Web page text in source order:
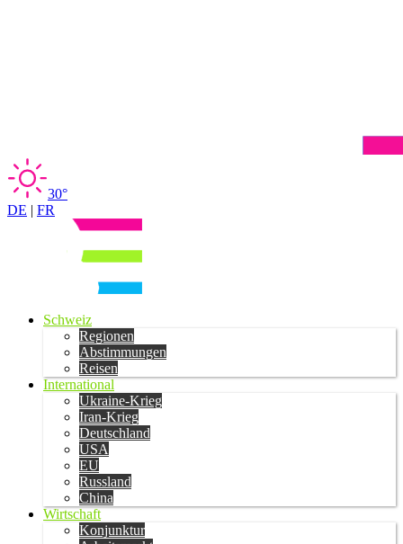
30°
DE | FR
Schweiz
Regionen
Abstimmungen
Reisen
International
Ukraine-Krieg
Iran-Krieg
Deutschland
USA
EU
Russland
China
Wirtschaft
Konjunktur